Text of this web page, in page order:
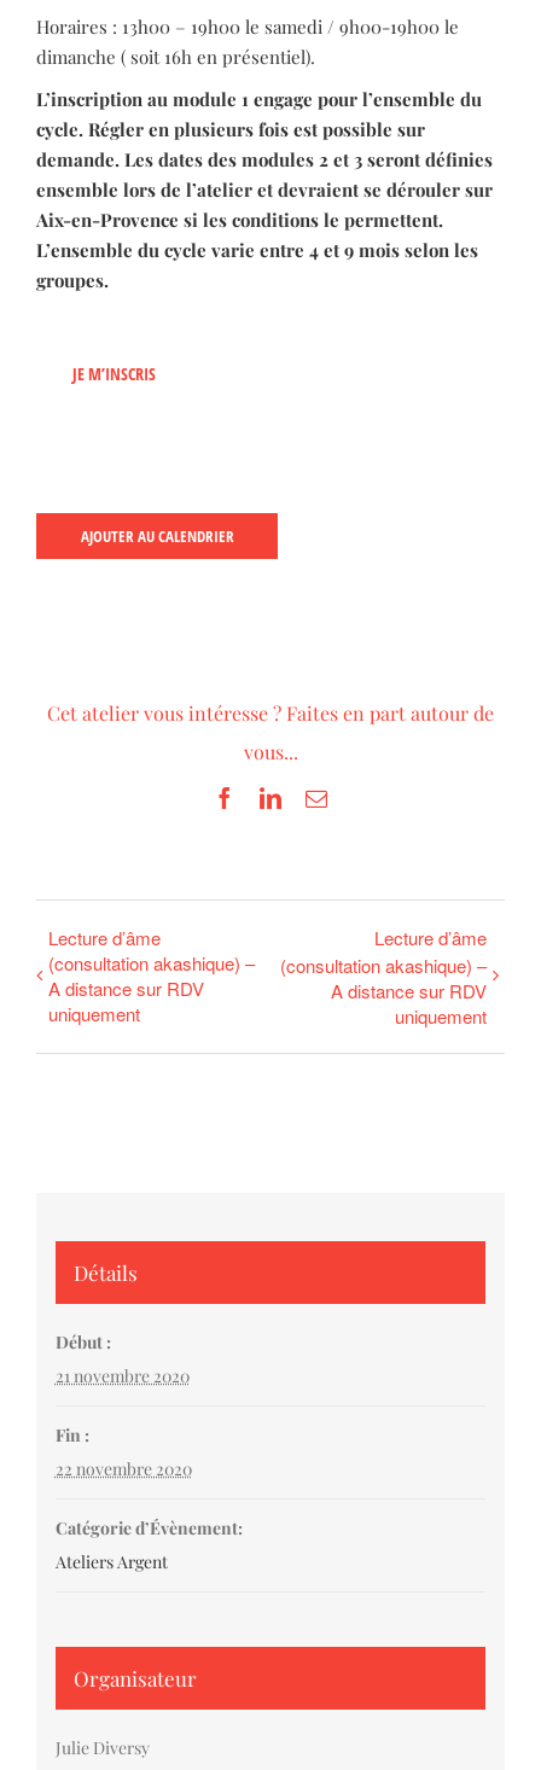
Horaires : 13h00 – 19h00 le samedi / 9h00-19h00 le
dimanche ( soit 16h en présentiel).
L’inscription au module 1 engage pour l’ensemble du
cycle. Régler en plusieurs fois est possible sur
demande. Les dates des modules 2 et 3 seront définies
ensemble lors de l’atelier et devraient se dérouler sur
Aix-en-Provence si les conditions le permettent.
L’ensemble du cycle varie entre 4 et 9 mois selon les
groupes.
JE M’INSCRIS
AJOUTER AU CALENDRIER
Cet atelier vous intéresse ? Faites en part autour de
vous...
Facebook
LinkedInEmail
Lecture d’âme
(consultation akashique) –
A distance sur RDV
uniquement
Lecture d’âme
(consultation akashique) –
A distance sur RDV
uniquement
Détails
Début :
21 novembre 2020
Fin :
22 novembre 2020
Catégorie d’Évènement:
Ateliers Argent
Organisateur
Julie Diversy